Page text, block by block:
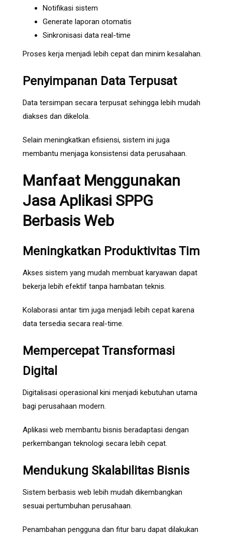
Notifikasi sistem
Generate laporan otomatis
Sinkronisasi data real-time
Proses kerja menjadi lebih cepat dan minim kesalahan.
Penyimpanan Data Terpusat
Data tersimpan secara terpusat sehingga lebih mudah
diakses dan dikelola.
Selain meningkatkan efisiensi, sistem ini juga
membantu menjaga konsistensi data perusahaan.
Manfaat Menggunakan
Jasa Aplikasi SPPG
Berbasis Web
Meningkatkan Produktivitas Tim
Akses sistem yang mudah membuat karyawan dapat
bekerja lebih efektif tanpa hambatan teknis.
Kolaborasi antar tim juga menjadi lebih cepat karena
data tersedia secara real-time.
Mempercepat Transformasi
Digital
Digitalisasi operasional kini menjadi kebutuhan utama
bagi perusahaan modern.
Aplikasi web membantu bisnis beradaptasi dengan
perkembangan teknologi secara lebih cepat.
Mendukung Skalabilitas Bisnis
Sistem berbasis web lebih mudah dikembangkan
sesuai pertumbuhan perusahaan.
Penambahan pengguna dan fitur baru dapat dilakukan